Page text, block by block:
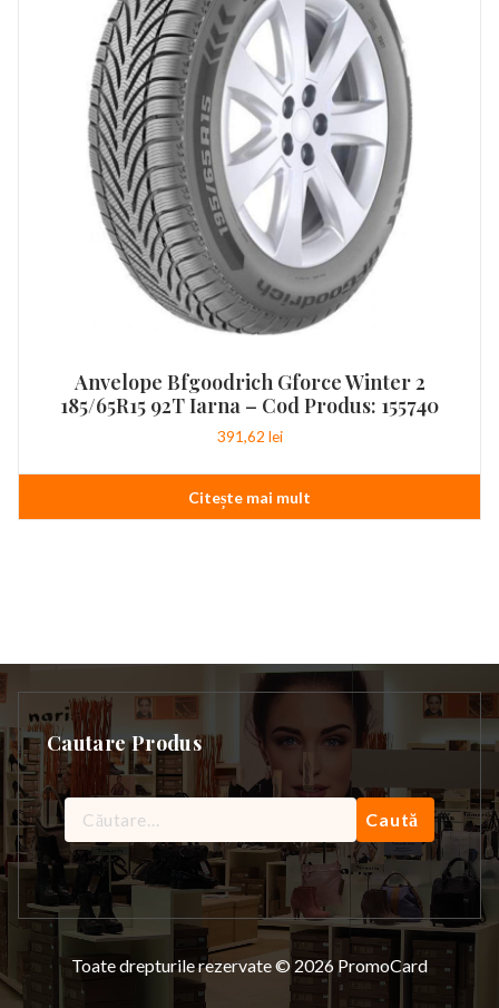
Anvelope Bfgoodrich Gforce Winter 2
185/65R15 92T Iarna – Cod Produs: 155740
391,62 lei
Citește mai mult
Cautare Produs
Caută
după:
Toate drepturile rezervate © 2026 PromoCard